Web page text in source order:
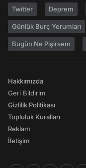
Twitter Deprem
Günlük Burç Yorumları
Bugün Ne Pişirsem
Hakkımızda
Geri Bildirim
Gizlilik Politikası
Topluluk Kuralları
Reklam
İletişim